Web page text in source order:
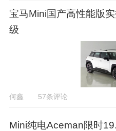
宝马Mini国产高性能版
级
何鑫 57条评论
Mini纯电Aceman限时